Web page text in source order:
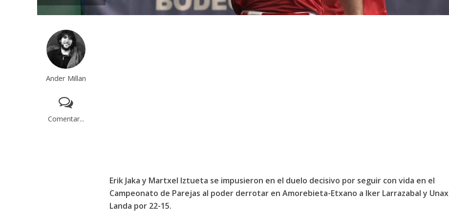
Ander Millan
Comentar...
Erik Jaka y Martxel Iztueta se impusieron en el duelo decisivo por seguir con vida en el
Campeonato de Parejas al poder derrotar en Amorebieta-Etxano a Iker Larrazabal y Unax
Landa por 22-15.